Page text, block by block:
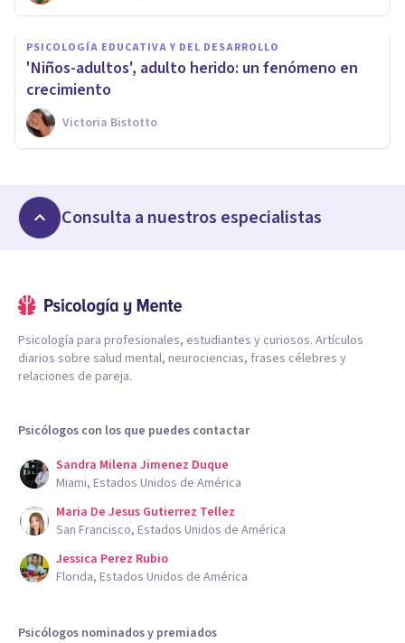
PSICOLOGÍA EDUCATIVA Y DEL DESARROLLO
'Niños-adultos', adulto herido: un fenómeno en
crecimiento
Victoria Bistotto
Consulta a nuestros especialistas
Psicología para profesionales, estudiantes y curiosos. Artículos
diarios sobre salud mental, neurociencias, frases célebres y
relaciones de pareja.
Psicólogos con los que puedes contactar
Sandra Milena Jimenez Duque
Miami, Estados Unidos de América
Maria De Jesus Gutierrez Tellez
San Francisco, Estados Unidos de América
Jessica Perez Rubio
Florida, Estados Unidos de América
Psicólogos nominados y premiados